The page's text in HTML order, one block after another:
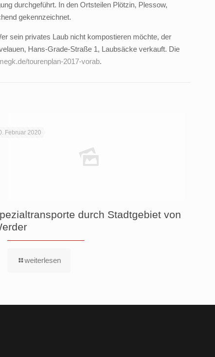
durchgeführt. In den Ortsteilen Plötzin, Plessow,
gekennzeichnet.
sein privates Laub nicht kompostieren möchte, der
Hans-Grade-Straße 1, Laubsäcke verkauft. Die
tourenplan-2017-vorab.
Februar 2020
durch Stadtgebiet von
weiterlesen